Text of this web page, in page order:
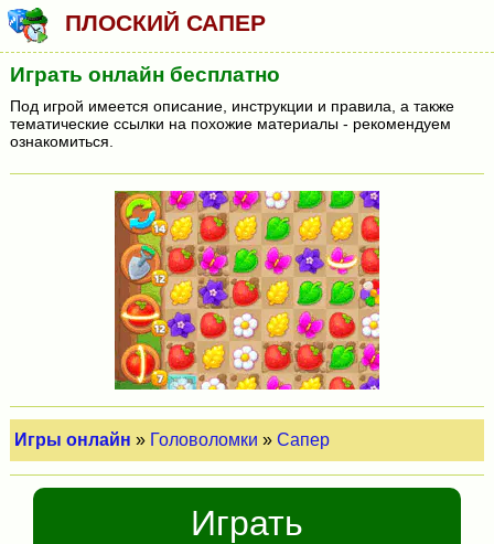
ПЛОСКИЙ САПЕР
Играть онлайн бесплатно
Под игрой имеется описание, инструкции и правила, а также
тематические ссылки на похожие материалы - рекомендуем
ознакомиться.
Игры онлайн » Головоломки »Сапер
Играть